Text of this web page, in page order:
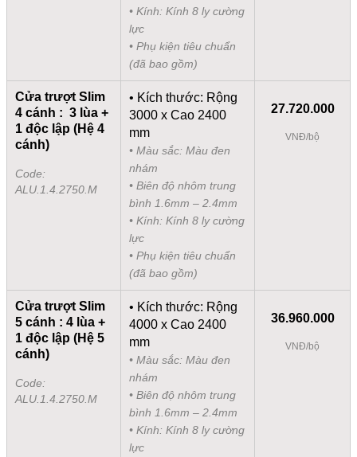
• Kính: Kính 8 ly cường
lực
• Phụ kiện tiêu chuẩn
(đã bao gồm)
Cửa trượt Slim
4 cánh : 3 lùa +
1 độc lập (Hệ 4
cánh)
Code:
ALU.1.4.2750.M
• Kích thước: Rộng
3000 x Cao 2400
mm
• Màu sắc: Màu đen
nhám
• Biên độ nhôm trung
bình 1.6mm – 2.4mm
• Kính: Kính 8 ly cường
lực
• Phụ kiện tiêu chuẩn
(đã bao gồm)
27.720.000
VNĐ/bộ
Cửa trượt Slim
5 cánh : 4 lùa +
1 độc lập (Hệ 5
cánh)
Code:
ALU.1.4.2750.M
• Kích thước: Rộng
4000 x Cao 2400
mm
• Màu sắc: Màu đen
nhám
• Biên độ nhôm trung
bình 1.6mm – 2.4mm
• Kính: Kính 8 ly cường
lực
36.960.000
VNĐ/bộ